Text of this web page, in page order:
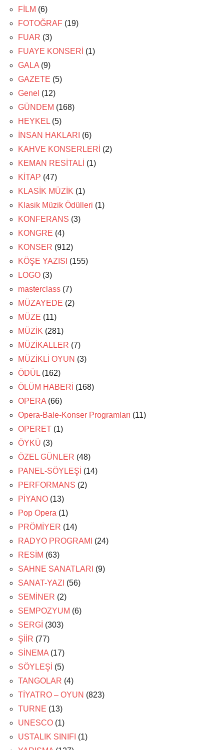
FİLM (6)
FOTOĞRAF (19)
FUAR (3)
FUAYE KONSERİ (1)
GALA (9)
GAZETE (5)
Genel (12)
GÜNDEM (168)
HEYKEL (5)
İNSAN HAKLARI (6)
KAHVE KONSERLERİ (2)
KEMAN RESİTALİ (1)
KİTAP (47)
KLASİK MÜZİK (1)
Klasik Müzik Ödülleri (1)
KONFERANS (3)
KONGRE (4)
KONSER (912)
KÖŞE YAZISI (155)
LOGO (3)
masterclass (7)
MÜZAYEDE (2)
MÜZE (11)
MÜZİK (281)
MÜZİKALLER (7)
MÜZİKLİ OYUN (3)
ÖDÜL (162)
ÖLÜM HABERİ (168)
OPERA (66)
Opera-Bale-Konser Programları (11)
OPERET (1)
ÖYKÜ (3)
ÖZEL GÜNLER (48)
PANEL-SÖYLEŞİ (14)
PERFORMANS (2)
PİYANO (13)
Pop Opera (1)
PRÖMİYER (14)
RADYO PROGRAMI
(24)
RESİM (63)
SAHNE SANATLARI (9)
SANAT-YAZI (56)
SEMİNER (2)
SEMPOZYUM (6)
SERGİ (303)
ŞİİR (77)
SİNEMA (17)
SÖYLEŞİ (5)
TANGOLAR (4)
TİYATRO – OYUN (823)
TURNE (13)
UNESCO (1)
USTALIK SINIFI (1)